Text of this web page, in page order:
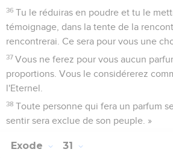
36 Tu le réduiras en poudre et tu le
témoignage, dans la tente de la
rencontrerai. Ce sera pour vous une
37 Vous ne ferez pour vous aucun
proportions. Vous le considérerez
l'Eternel.
38 Toute personne qui fera un parfum
sentir sera exclue de son peuple. »
Exode 31